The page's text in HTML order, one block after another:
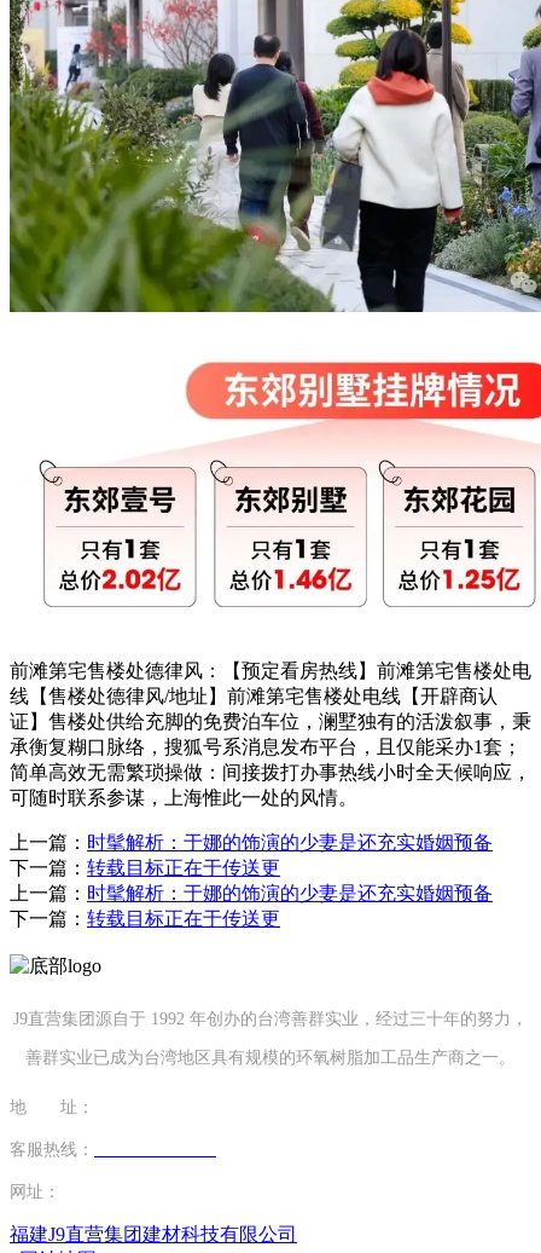
前滩第宅售楼处德律风：【预定看房热线】前滩第宅售楼处电
线【售楼处德律风/地址】前滩第宅售楼处电线【开辟商认
证】售楼处供给充脚的免费泊车位，澜墅独有的活泼叙事，秉
承衡复糊口脉络，搜狐号系消息发布平台，且仅能采办1套；
简单高效无需繁琐操做：间接拨打办事热线小时全天候响应，
可随时联系参谋，上海惟此一处的风情。
上一篇： 时髦解析：于娜的饰演的少妻是还充实婚姻预备
下一篇： 转载目标正在于传送更
上一篇： 时髦解析：于娜的饰演的少妻是还充实婚姻预备
下一篇： 转载目标正在于传送更
J9直营集团源自于 1992 年创办的台湾善群实业，经过三十年的努力，
善群实业已成为台湾地区具有规模的环氧树脂加工品生产商之一。
地 址：
客服热线：
网址：
福建J9直营集团建材科技有限公司